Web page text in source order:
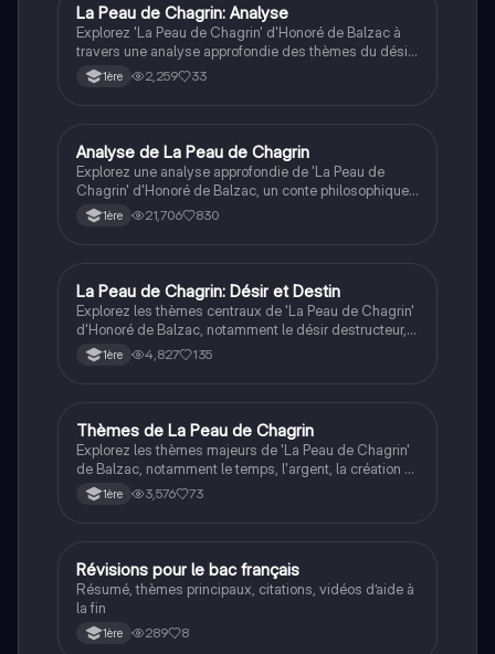
Idéale pour les étudiants en littérature française.
Français
La Peau de Chagrin: Analyse
Explorez 'La Peau de Chagrin' d'Honoré de Balzac à
travers une analyse approfondie des thèmes du désir,
de l'argent et de la mort. Cette fiche de révision pour
le bac aborde le réalisme, le fantastique et les conflits
elle offre des citations clés et un aperçu des concepts
d'énergie créatrice et destructrice.
1ère 2,259 33
Français
Analyse de La Peau de Chagrin
Explorez une analyse approfondie de 'La Peau de
Chagrin' d'Honoré de Balzac, un conte philosophique
sur les thèmes du désir, de la richesse et de la
destruction. Cette fiche couvre les personnages
1ère 21,706 830
Français
La Peau de Chagrin: Désir et Destin
Explorez les thèmes centraux de 'La Peau de Chagrin'
d'Honoré de Balzac, notamment le désir destructeur,
la nature humaine, et la quête du bonheur. Cette fiche
de dissertation analyse les personnages clés comme
étudiants en littérature française cherchant à
approfondir leur compréhension de cette œuvre
emblématique du 19ème siècle.
1ère 4,827 135
Français
Thèmes de La Peau de Chagrin
Explorez les thèmes majeurs de 'La Peau de Chagrin'
de Balzac, notamment le temps, l'argent, la création et
la destruction. Cette fiche de révision met en lumière
la philosophie de vie de l'auteur et les choix du
l'œuvre.
1ère 3,576 73
Français
Révisions pour le bac français
Résumé, thèmes principaux, citations, vidéos d’aide à
la fin
1ère 289 8